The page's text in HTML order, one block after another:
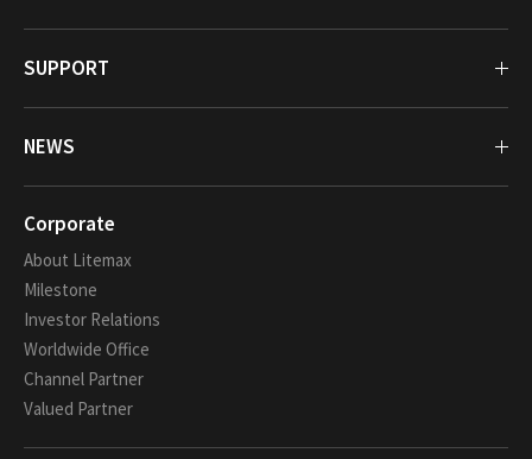
SUPPORT
NEWS
Corporate
About Litemax
Milestone
Investor Relations
Worldwide Office
Channel Partner
Valued Partner